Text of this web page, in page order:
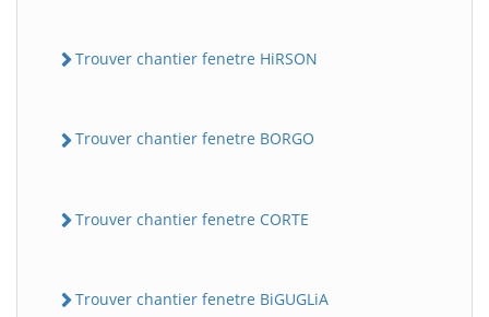
Trouver chantier fenetre HiRSON
Trouver chantier fenetre BORGO
Trouver chantier fenetre CORTE
Trouver chantier fenetre BiGUGLiA